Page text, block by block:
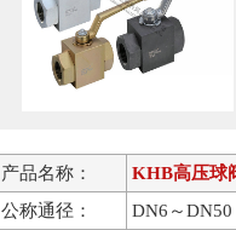
产品名称： KHB高压球
公称通径：
DN6～DN50